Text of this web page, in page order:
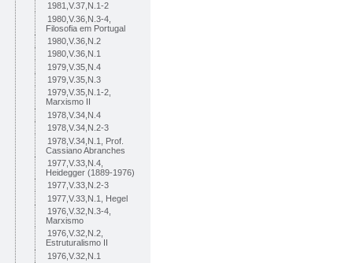
1981,V.37,N.1-2
1980,V.36,N.3-4,
Filosofia em Portugal
1980,V.36,N.2
1980,V.36,N.1
1979,V.35,N.4
1979,V.35,N.3
1979,V.35,N.1-2,
Marxismo II
1978,V.34,N.4
1978,V.34,N.2-3
1978,V.34,N.1, Prof.
Cassiano Abranches
1977,V.33,N.4,
Heidegger (1889-1976)
1977,V.33,N.2-3
1977,V.33,N.1, Hegel
1976,V.32,N.3-4,
Marxismo
1976,V.32,N.2,
Estruturalismo II
1976,V.32,N.1